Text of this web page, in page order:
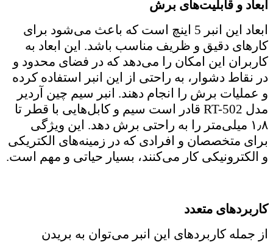
ابعاد و قابلیت‌های برش
ابعاد این انبر 5 اینچ است که باعث می‌شود برای
کارهای دقیق و ظریف مناسب باشد. این ابعاد به
کاربران این امکان را می‌دهد که در فضای محدود و
در نقاط دشوار، به راحتی از این انبر استفاده کرده
و عملیات برش را انجام دهند. انبر سیم چین آردیر
مدل RT-502 قادر است سیم و کابل‌هایی با قطر تا
۱٫۸ میلی‌متر را به راحتی برش دهد. این ویژگی
برای متخصصان و افرادی که در زمینه‌های الکتریکی
و الکترونیکی کار می‌کنند، بسیار حیاتی و مهم است.
کاربردهای متعدد
از جمله کاربردهای این انبر می‌توان به بریدن